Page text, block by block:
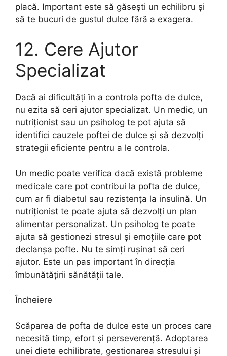
placă. Important este să găsești un echilibru și
să te bucuri de gustul dulce fără a exagera.
12. Cere Ajutor
Specializat
Dacă ai dificultăți în a controla pofta de dulce,
nu ezita să ceri ajutor specializat. Un medic, un
nutriționist sau un psiholog te pot ajuta să
identifici cauzele poftei de dulce și să dezvolți
strategii eficiente pentru a le controla.
Un medic poate verifica dacă există probleme
medicale care pot contribui la pofta de dulce,
cum ar fi diabetul sau rezistența la insulină. Un
nutriționist te poate ajuta să dezvolți un plan
alimentar personalizat. Un psiholog te poate
ajuta să gestionezi stresul și emoțiile care pot
declanșa pofte. Nu te simți rușinat să ceri
ajutor. Este un pas important în direcția
îmbunătățirii sănătății tale.
Încheiere
Scăparea de pofta de dulce este un proces care
necesită timp, efort și perseverență. Adoptarea
unei diete echilibrate, gestionarea stresului și